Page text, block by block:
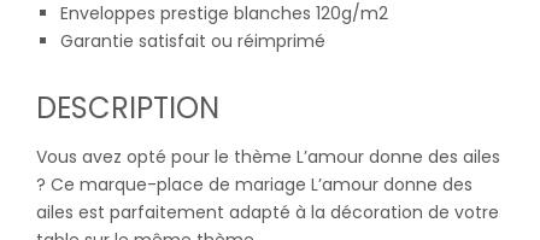
Enveloppes prestige blanches 120g/m2
Garantie satisfait ou réimprimé
DESCRIPTION
Vous avez opté pour le thème L’amour donne des ailes
? Ce marque-place de mariage L’amour donne des
ailes est parfaitement adapté à la décoration de votre